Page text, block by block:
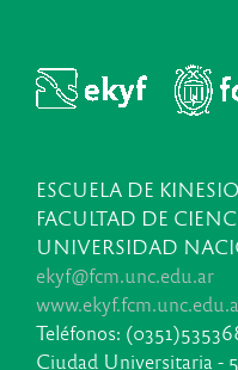
ESCUELA DE
FACULTAD DE
UNIVERSIDAD
ekyf@fcm.unc.edu.ar
Teléfonos:
Ciudad Universitaria -